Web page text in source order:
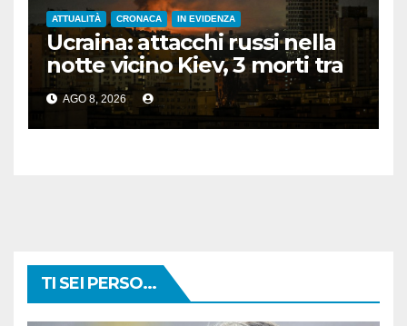
ATTUALITÀ CRONACA IN EVIDENZA
Ucraina: attacchi russi nella
notte vicino Kiev, 3 morti tra
cui 1 bambino
AGO 8, 2026
TI SEI PERSO...